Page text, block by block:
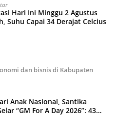
Hari Ini Minggu 2 Agustus
Suhu Capai 34 Derajat Celcius
dan bisnis di Kabupaten
Anak Nasional, Santika
“GM For A Day 2026”: 43